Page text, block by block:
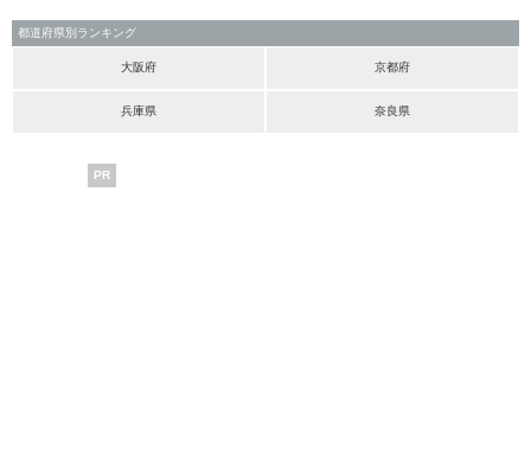
都道府県別ランキング
大阪府 京都府
兵庫県 奈良県
PR